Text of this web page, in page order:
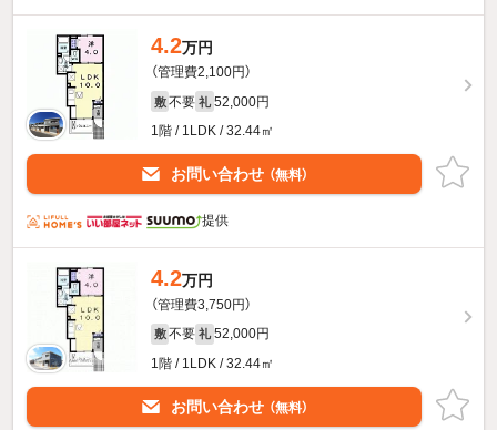
4.2万円
（管理費2,100円）
敷 不要 礼 52,000円
1階 / 1LDK / 32.44㎡
お問い合わせ （無料）
提供
4.2万円
（管理費3,750円）
敷 不要 礼 52,000円
1階 / 1LDK / 32.44㎡
お問い合わせ （無料）